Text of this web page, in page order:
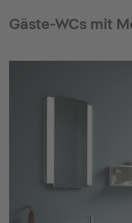
Gäste-WCs mit